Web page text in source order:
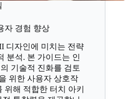
자 경험 향상
디자인에 미치는 전략
분석. 본 가이드는 인
기술적 진화를 검토
위한 사용자 상호작
해 적합한 터치 아키